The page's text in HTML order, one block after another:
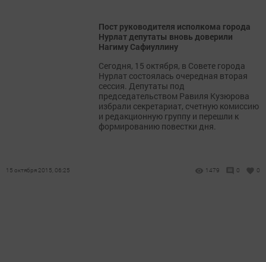
Пост руководителя исполкома города
Нурлат депутаты вновь доверили
Нагиму Сафиуллину
Сегодня, 15 октября, в Совете города
Нурлат состоялась очередная вторая
сессия. Депутаты под
председательством Равиля Кузюрова
избрали секретариат, счетную комиссию
и редакционную группу и перешли к
формированию повестки дня.
15 октября 2015, 06:25 1479 0 0